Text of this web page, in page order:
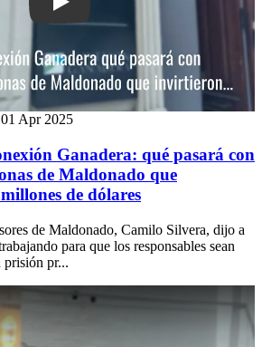
Play: Liquidación de Conexión
01 Apr 2025
Ganadera: qué pasará con
de Maldonado que
de dólares
de Maldonado, Camilo Silvera, dijo a
para que los responsables sean
prisión pr...